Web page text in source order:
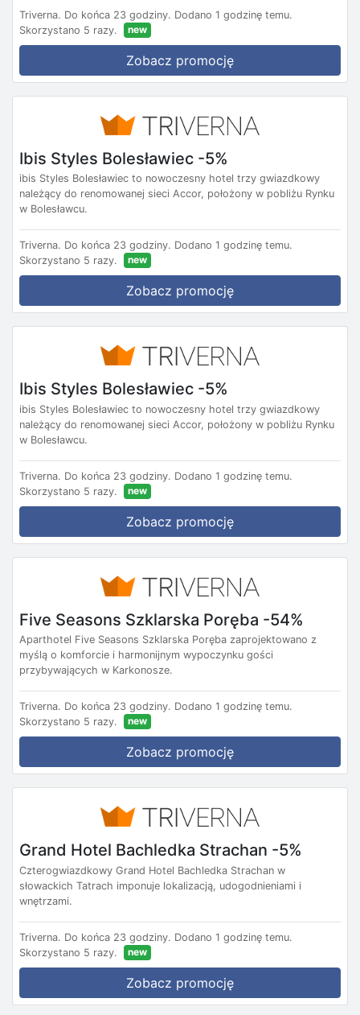
Triverna. Do końca 23 godziny. Dodano 1 godzinę temu.
Skorzystano 5 razy.
new
Zobacz promocję
Ibis Styles Bolesławiec -5%
ibis Styles Bolesławiec to nowoczesny hotel trzy gwiazdkowy
należący do renomowanej sieci Accor, położony w pobliżu Rynku
w Bolesławcu.
Triverna. Do końca 23 godziny. Dodano 1 godzinę temu.
Skorzystano 5 razy.
new
Zobacz promocję
Ibis Styles Bolesławiec -5%
ibis Styles Bolesławiec to nowoczesny hotel trzy gwiazdkowy
należący do renomowanej sieci Accor, położony w pobliżu Rynku
w Bolesławcu.
Triverna. Do końca 23 godziny. Dodano 1 godzinę temu.
Skorzystano 5 razy.
new
Zobacz promocję
Five Seasons Szklarska Poręba -54%
Aparthotel Five Seasons Szklarska Poręba zaprojektowano z
myślą o komforcie i harmonijnym wypoczynku gości
przybywających w Karkonosze.
Triverna. Do końca 23 godziny. Dodano 1 godzinę temu.
Skorzystano 5 razy.
new
Zobacz promocję
Grand Hotel Bachledka Strachan -5%
Czterogwiazdkowy Grand Hotel Bachledka Strachan w
słowackich Tatrach imponuje lokalizacją, udogodnieniami i
wnętrzami.
Triverna. Do końca 23 godziny. Dodano 1 godzinę temu.
Skorzystano 5 razy.
new
Zobacz promocję